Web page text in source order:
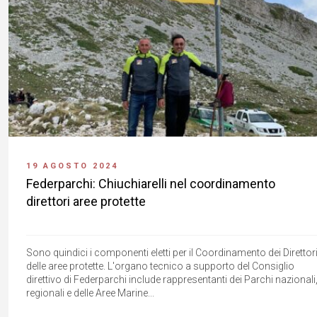
19 AGOSTO 2024
Federparchi: Chiuchiarelli nel coordinamento
direttori aree protette
Sono quindici i componenti eletti per il Coordinamento dei Direttori
delle aree protette. L'organo tecnico a supporto del Consiglio
direttivo di Federparchi include rappresentanti dei Parchi nazionali,
regionali e delle Aree Marine...